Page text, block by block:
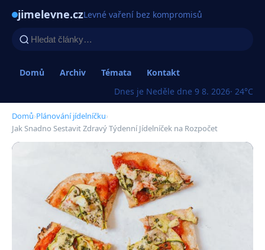
jimelevne.czLevné vaření bez kompromisů
Domů Archiv Témata
Kontakt
Dnes je Neděle dne 9 8. 2026· 24°C
Domů›Plánování jídelníčku›
Jak Snadno Sestavit Zdravý Týdenní Jídelníček na Rozpočet